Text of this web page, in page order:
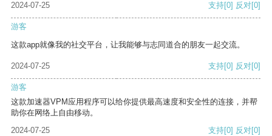
2024-07-25
支持[0] 反对[0]
游客
这款app就像我的社交平台，让我能够与志同道合的朋友一起交流。
2024-07-25 支持[0] 反对[0]
游客
这款加速器VPM应用程序可以给你提供最高速度和安全性的连接，并帮
助你在网络上自由移动。
2024-07-25
支持[0] 反对[0]